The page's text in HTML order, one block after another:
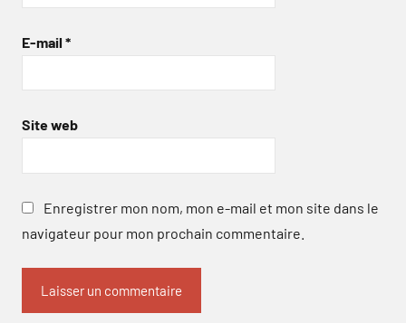
E-mail *
Site web
Enregistrer mon nom, mon e-mail et mon site dans le
navigateur pour mon prochain commentaire.